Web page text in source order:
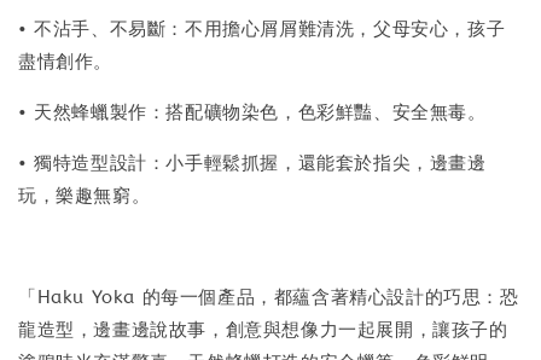
• 不沾手、不易斷：不用擔心屑屑難清洗，父母安心，孩子
盡情創作。
• 天然蜂蠟製作：搭配礦物染色，色彩鮮豔、安全無毒。
• 獨特造型設計：小手輕鬆抓握，還能套於指尖，邊畫邊
玩，樂趣無窮。
「Haku Yoka 的每一個產品，都蘊含著精心設計的巧思：恐
龍造型，邊畫邊說故事，創意與想像力一起展開，讓孩子的